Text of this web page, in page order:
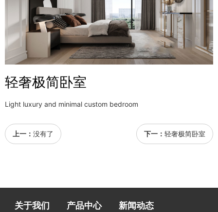
轻奢极简卧室
Light luxury and minimal custom bedroom
上一： 没有了 下一： 轻奢极简卧室
关于我们 产品中心 新闻动态